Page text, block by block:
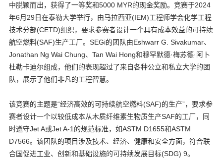
中脱颖而出，获得了一等奖和5000 MYR的现金奖励。竞赛于2024
年6月29日在泰勒大学举行，由马拉西亚(IEM)工程师学会化学工程
技术分部(CETD)组织，要求参赛者设计一个具有成本效益的可持续
航空燃料(SAF)生产工厂。SEGi的团队由Eshwarr G. Sivakumar、
Jonathan Ng Wai Chung、Tan Wai Hong和穆罕默德·梅苏德·阿卜
杜勒卡迪尔组成，他们的表现超过了来自各种公立和私立大学的团
队，展示了他们非凡的工程智慧。
该竞赛的主题是“经济高效的可持续航空燃料(SAF)的生产”，要求参
赛者设计一个以较低成本从木质纤维素生物质生产SAF的工厂，同
时遵守Jet A或Jet A-1的规范标准，如ASTM D1655和ASTM
D7566。该团队的项目涉及技术、经济、健康和安全方面，符合联
合国促进工业、创新和基础设施的可持续发展目标(SDG) 9。